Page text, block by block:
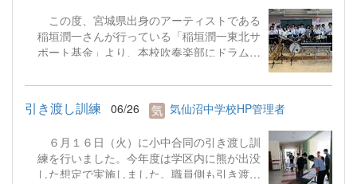
この度、宮城県出身のアーティストである
稲垣潤一さんが行っている「稲垣潤一東北サ
ポート基金」より、本校吹奏楽部にドラムセ
器の寄贈がありました。吹奏楽コンクール県
大会出場を目指し、早速、寄贈していただい
た楽器を使って練習に励んでおります。
引き渡し訓練 06/26 気仙沼中学校HP管理者
６月１６日（火）に小中合同の引き渡し訓
練を行いました。今年度は学区内に熊が出没
した想定で実施しました。職員側も引き渡し